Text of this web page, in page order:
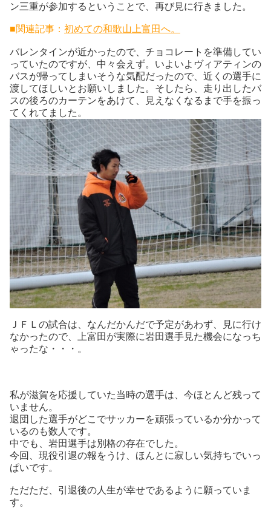
ン三重が参加するということで、再び見に行きました。
■関連記事： 初めての和歌山上富田へ。
バレンタインが近かったので、チョコレートを準備してい
っていたのですが、中々会えず。いよいよヴィアティンの
バスが帰ってしまいそうな気配だったので、近くの選手に
渡してほしいとお願いしました。そしたら、走り出したバ
スの後ろのカーテンをあけて、見えなくなるまで手を振っ
てくれてました。
ＪＦＬの試合は、なんだかんだで予定があわず、見に行け
なかったので、上富田が実際に岩田選手見た機会になっち
ゃったな・・・。
私が滋賀を応援していた当時の選手は、今ほとんど残って
いません。
退団した選手がどこでサッカーを頑張っているか分かって
いるのも数人です。
中でも、岩田選手は別格の存在でした。
今回、現役引退の報をうけ、ほんとに寂しい気持ちでいっ
ぱいです。
ただただ、引退後の人生が幸せであるように願っていま
す。